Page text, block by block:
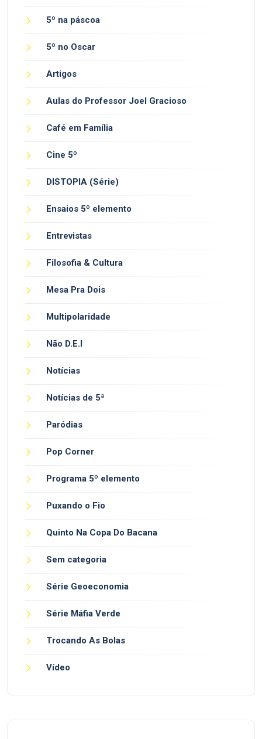
5º na páscoa
5º no Oscar
Artigos
Aulas do Professor Joel Gracioso
Café em Família
Cine 5º
DISTOPIA (Série)
Ensaios 5º elemento
Entrevistas
Filosofia & Cultura
Mesa Pra Dois
Multipolaridade
Não D.E.I
Notícias
Notícias de 5ª
Paródias
Pop Corner
Programa 5º elemento
Puxando o Fio
Quinto Na Copa Do Bacana
Sem categoria
Série Geoeconomia
Série Máfia Verde
Trocando As Bolas
Vídeo